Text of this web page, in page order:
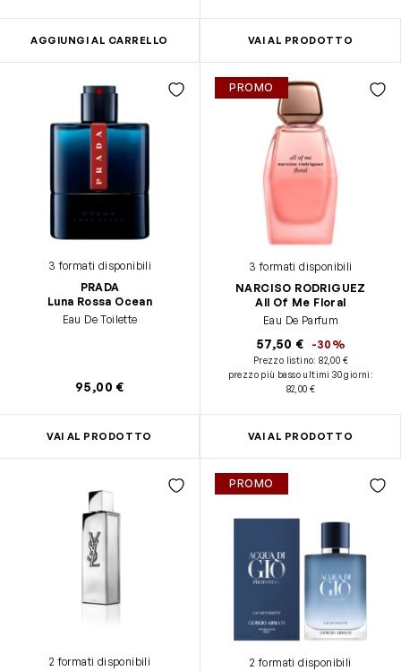
AGGIUNGI AL CARRELLO VAI AL PRODOTTO
3 formati disponibili
PRADA
Luna Rossa Ocean
Eau De Toilette
95,00 €
VAI AL PRODOTTO
PROMO
3 formati disponibili
NARCISO RODRIGUEZ
All Of Me Floral
Eau De Parfum
57,50 € -30%
Prezzo listino:82,00 €
prezzo più basso ultimi 30 giorni :
82,00 €
VAI AL PRODOTTO
2 formati disponibili
PROMO
2 formati disponibili